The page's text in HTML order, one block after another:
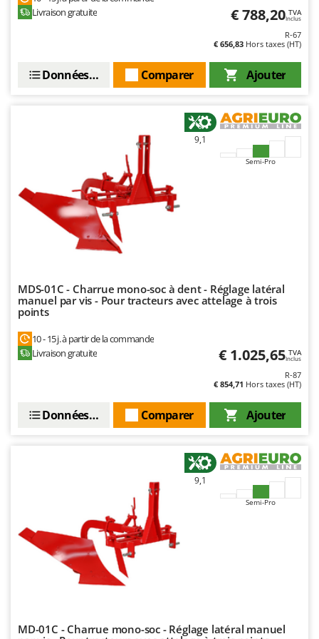
Stiga
Tineco
Titania
Tornado
Trev - Abrek - TecnoVIR
Trotec
U
Weber
WIDU
Wiper EcoRobot
Wortex
Livraison gratuite
€ 788,20 TVA
Inclus
R-67
€ 656,83 Hors taxes (HT)
Ajouter
Comparer
Données techniques
9,1
Semi-Pro
MDS-01C - Charrue mono-soc à dent - Réglage latéral
manuel par vis - Pour tracteurs avec attelage à trois
points
10 - 15 j. à partir de la commande
Livraison gratuite
€ 1.025,65 TVA
Inclus
R-87
€ 854,71 Hors taxes (HT)
Ajouter
Comparer
Données techniques
9,1
Semi-Pro
MD-01C - Charrue mono-soc - Réglage latéral manuel